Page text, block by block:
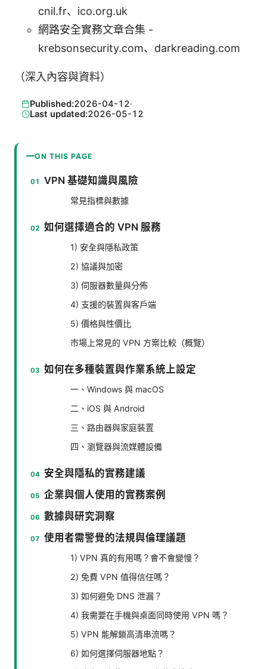
cnil.fr、ico.org.uk
網路安全實務文章合集 -
krebsonsecurity.com、darkreading.com
（深入內容與資料）
Published:2026-04-12·
Last updated:2026-05-12
ON THIS PAGE
VPN 基礎知識與風險
常見指標與數據
如何選擇適合的 VPN 服務
1) 安全與隱私政策
2) 協議與加密
3) 伺服器數量與分佈
4) 支援的裝置與客戶端
5) 價格與性價比
市場上常見的 VPN 方案比較（概覽）
如何在多種裝置與作業系統上設定
一、Windows 與 macOS
二、iOS 與 Android
三、路由器與家庭裝置
四、瀏覽器與流媒體設備
安全與隱私的實務建議
企業與個人使用的實務案例
數據與研究洞察
使用者需警覺的法規與倫理議題
1) VPN 真的有用嗎？會不會變慢？
2) 免費 VPN 值得信任嗎？
3) 如何避免 DNS 泄漏？
4) 我需要在手機與桌面同時使用 VPN 嗎？
5) VPN 能解鎖高清串流嗎？
6) 如何選擇伺服器地點？